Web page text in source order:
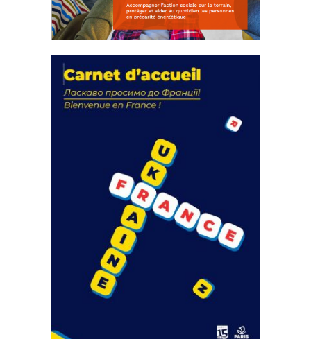
actions
18 septembre 2023
FEUILLETER